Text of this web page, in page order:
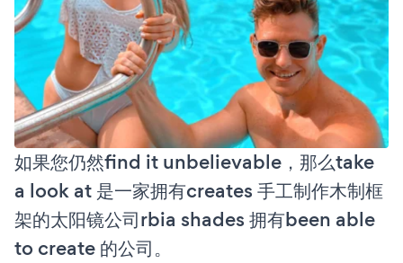
如果您仍然find it unbelievable，那么take
a look at 是一家拥有creates 手工制作木制框
架的太阳镜公司rbia shades 拥有been able
to create 的公司。